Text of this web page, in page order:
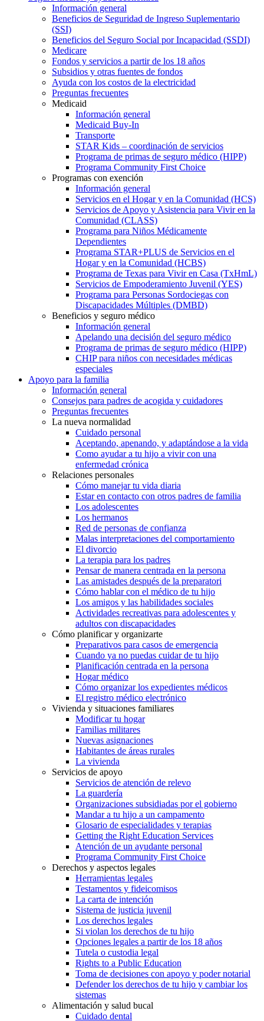
Información general
Beneficios de Seguridad de Ingreso Suplementario
(SSI)
Beneficios del Seguro Social por Incapacidad (SSDI)
Medicare
Fondos y servicios a partir de los 18 años
Subsidios y otras fuentes de fondos
Ayuda con los costos de la electricidad
Preguntas frecuentes
Medicaid
Información general
Medicaid Buy-In
Transporte
STAR Kids – coordinación de servicios
Programa de primas de seguro médico (HIPP)
Programa Community First Choice
Programas con exención
Información general
Servicios en el Hogar y en la Comunidad (HCS)
Servicios de Apoyo y Asistencia para Vivir en la
Comunidad (CLASS)
Programa para Niños Médicamente
Dependientes
Programa STAR+PLUS de Servicios en el
Hogar y en la Comunidad (HCBS)
Programa de Texas para Vivir en Casa (TxHmL)
Servicios de Empoderamiento Juvenil (YES)
Programa para Personas Sordociegas con
Discapacidades Múltiples (DMBD)
Beneficios y seguro médico
Información general
Apelando una decisión del seguro médico
Programa de primas de seguro médico (HIPP)
CHIP para niños con necesidades médicas
especiales
Apoyo para la familia
Información general
Consejos para padres de acogida y cuidadores
Preguntas frecuentes
La nueva normalidad
Cuidado personal
Aceptando, apenando, y adaptándose a la vida
Como ayudar a tu hijo a vivir con una
enfermedad crónica
Relaciones personales
Cómo manejar tu vida diaria
Estar en contacto con otros padres de familia
Los adolescentes
Los hermanos
Red de personas de confianza
Malas interpretaciones del comportamiento
El divorcio
La terapia para los padres
Pensar de manera centrada en la persona
Las amistades después de la preparatori
Cómo hablar con el médico de tu hijo
Los amigos y las habilidades sociales
Actividades recreativas para adolescentes y
adultos con discapacidades
Cómo planificar y organizarte
Preparativos para casos de emergencia
Cuando ya no puedas cuidar de tu hijo
Planificación centrada en la persona
Hogar médico
Cómo organizar los expedientes médicos
El registro médico electrónico
Vivienda y situaciones familiares
Modificar tu hogar
Familias militares
Nuevas asignaciones
Habitantes de áreas rurales
La vivienda
Servicios de apoyo
Servicios de atención de relevo
La guardería
Organizaciones subsidiadas por el gobierno
Mandar a tu hijo a un campamento
Glosario de especialidades y terapias
Getting the Right Education Services
Atención de un ayudante personal
Programa Community First Choice
Derechos y aspectos legales
Herramientas legales
Testamentos y fideicomisos
La carta de intención
Sistema de justicia juvenil
Los derechos legales
Si violan los derechos de tu hijo
Opciones legales a partir de los 18 años
Tutela o custodia legal
Rights to a Public Education
Toma de decisiones con apoyo y poder notarial
Defender los derechos de tu hijo y cambiar los
sistemas
Alimentación y salud bucal
Cuidado dental